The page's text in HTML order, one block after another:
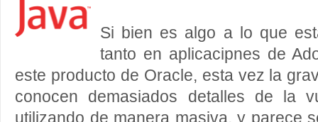
Si bien es algo a lo que
tanto en aplicacipnes de
este producto de Oracle, esta vez la
conocen demasiados detalles de la
utilizando de manera masiva, y parece